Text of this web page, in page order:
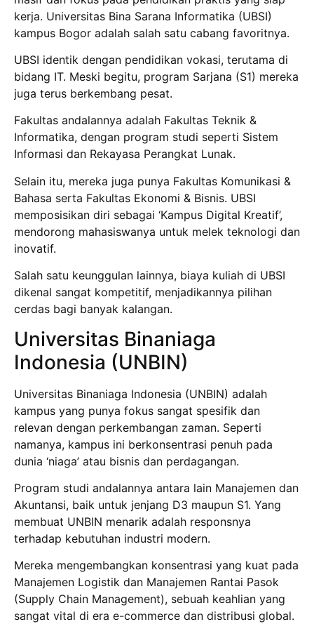
kerja. Universitas Bina Sarana Informatika (UBSI)
kampus Bogor adalah salah satu cabang favoritnya.
UBSI identik dengan pendidikan vokasi, terutama di
bidang IT. Meski begitu, program Sarjana (S1) mereka
juga terus berkembang pesat.
Fakultas andalannya adalah Fakultas Teknik &
Informatika, dengan program studi seperti Sistem
Informasi dan Rekayasa Perangkat Lunak.
Selain itu, mereka juga punya Fakultas Komunikasi &
Bahasa serta Fakultas Ekonomi & Bisnis. UBSI
memposisikan diri sebagai ‘Kampus Digital Kreatif’,
mendorong mahasiswanya untuk melek teknologi dan
inovatif.
Salah satu keunggulan lainnya, biaya kuliah di UBSI
dikenal sangat kompetitif, menjadikannya pilihan
cerdas bagi banyak kalangan.
Universitas Binaniaga
Indonesia (UNBIN)
Universitas Binaniaga Indonesia (UNBIN) adalah
kampus yang punya fokus sangat spesifik dan
relevan dengan perkembangan zaman. Seperti
namanya, kampus ini berkonsentrasi penuh pada
dunia ‘niaga’ atau bisnis dan perdagangan.
Program studi andalannya antara lain Manajemen dan
Akuntansi, baik untuk jenjang D3 maupun S1. Yang
membuat UNBIN menarik adalah responsnya
terhadap kebutuhan industri modern.
Mereka mengembangkan konsentrasi yang kuat pada
Manajemen Logistik dan Manajemen Rantai Pasok
(Supply Chain Management), sebuah keahlian yang
sangat vital di era e-commerce dan distribusi global.